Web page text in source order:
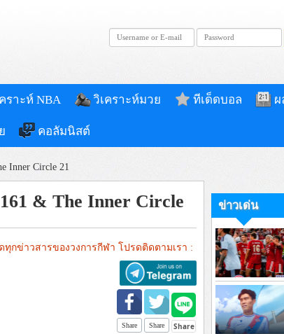
ราะห์ NBA วิเคราะห์มวย ทีเด็ดบอล
คอลัมนิสต์
Circle 21
& The Inner Circle
ทุกข่าวสารของวงการกีฬา โปรดติดตามเรา :
Share Share
ข่าวเด่น